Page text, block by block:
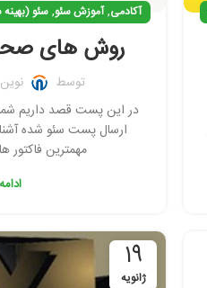
آکادمی,آموزش سئو,سئو
روش های
توسط
در این پست قصد داریم
ارسال پست سئو شده
مهمترین فاکتور
19
ژانویه